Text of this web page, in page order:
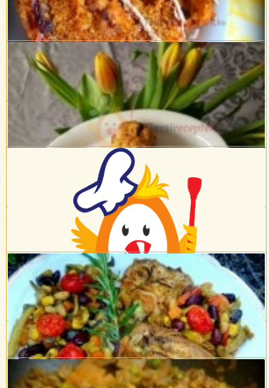
Tejfölös karfiolleves
Répatorta
Csokis-aszalt áfonyás zabkeksz
Sós-édes, amerikai mogyoróvajas keksz